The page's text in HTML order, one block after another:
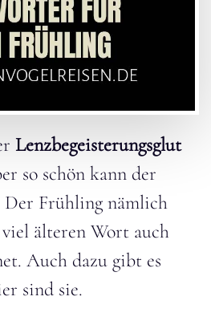
Lenzbegeisterungsglut
so schön kann der
Frühling nämlich
älteren Wort auch
Auch dazu gibt es
sind sie.